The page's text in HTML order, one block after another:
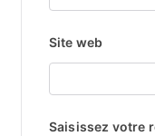
Site web
Saisissez votre